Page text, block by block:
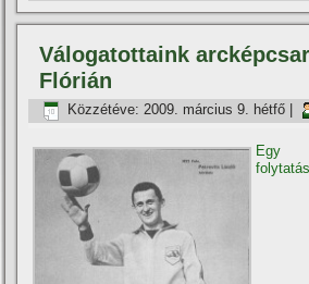
Válogatottaink
Flórián
Közzétéve: 2009. március 9. hétfő
Egy